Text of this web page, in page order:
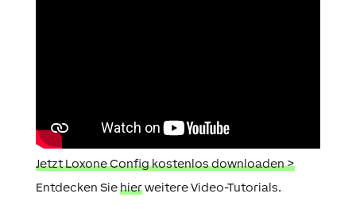
Jetzt Loxone Config kostenlos downloaden >
Entdecken Siehierweitere Video-Tutorials.